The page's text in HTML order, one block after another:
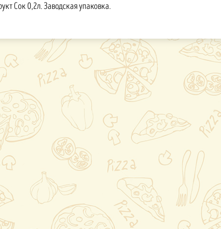
Сок 0,2л. Заводская упаковка.